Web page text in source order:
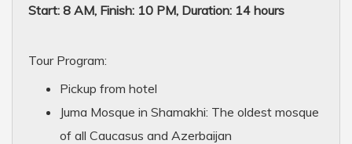
Start: 8 AM, Finish: 10 PM, Duration: 14 hours
Tour Program:
Pickup from hotel
Juma Mosque in Shamakhi: The oldest mosque
of all Caucasus and Azerbaijan